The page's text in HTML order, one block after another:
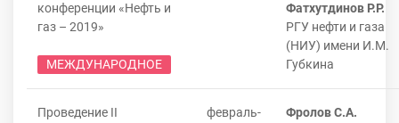
конференции «Нефть и
газ – 2019»
МЕЖДУНАРОДНОЕ
Фатхутдинов Р.Р.
РГУ нефти и газа
(НИУ) имени И.М.
Губкина
Проведение II
февраль-
Фролов С.А.